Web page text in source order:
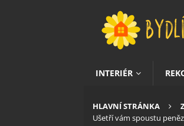
INTERIÉR
HLAVNÍ STRÁNKA
Ušetří vám spoustu